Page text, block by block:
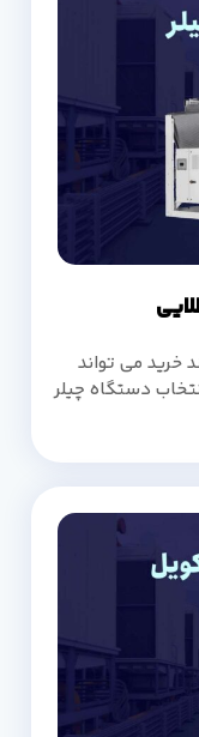
خرید می تواند
دستگاه چیلر